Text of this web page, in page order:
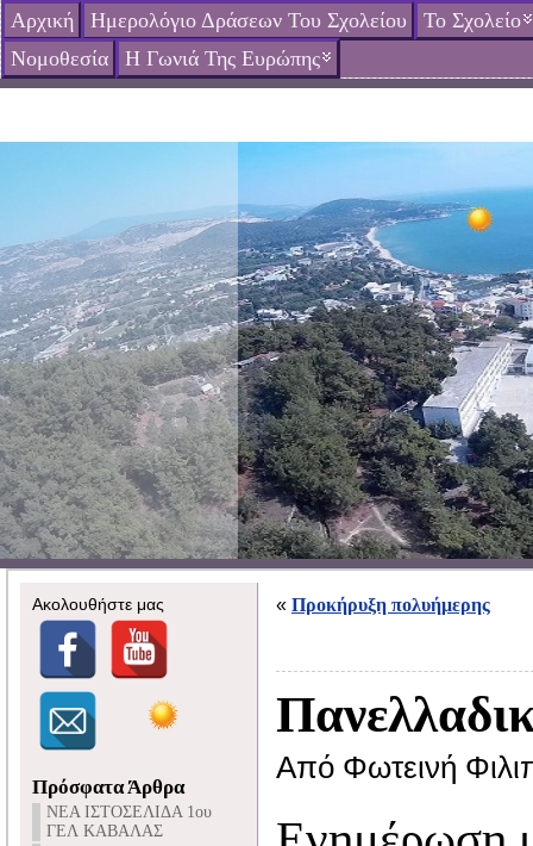
Αρχική Ημερολόγιο Δράσεων Του Σχολείου
Το Σχολείο
Νομοθεσία
Η Γωνιά Της Ευρώπης
Ακολουθήστε μας
Πρόσφατα Άρθρα
NEA ΙΣΤΟΣΕΛΙΔΑ 1ου
ΓΕΛ ΚΑΒΑΛΑΣ
« Προκήρυξη πολυήμερης
Από Φωτεινή